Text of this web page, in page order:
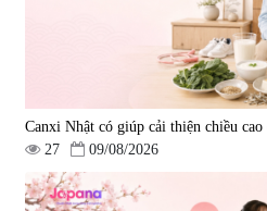
Canxi Nhật có giúp cải thiện chiều cao
27
09/08/2026